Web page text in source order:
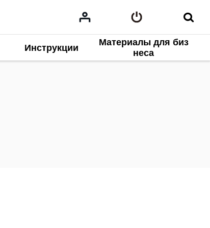
Инструкции
Материалы для биз
неса